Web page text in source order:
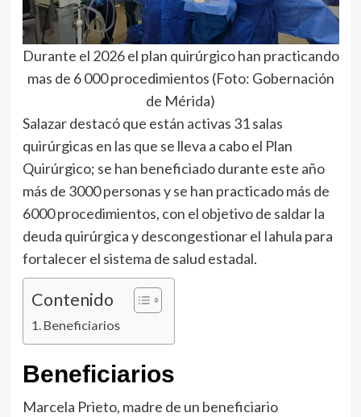
Durante el 2026 el plan quirúrgico han practicando
mas de 6 000 procedimientos (Foto: Gobernación
de Mérida)
Salazar destacó que están activas 31 salas
quirúrgicas en las que se lleva a cabo el Plan
Quirúrgico; se han beneficiado durante este año
más de 3000 personas y se han practicado más de
6000 procedimientos, con el objetivo de saldar la
deuda quirúrgica y descongestionar el Iahula para
fortalecer el sistema de salud estadal.
Contenido
Beneficiarios
Beneficiarios
Marcela Prieto, madre de un beneficiario